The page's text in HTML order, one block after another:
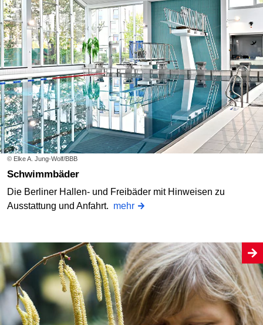
© Elke A. Jung-Wolf/BBB
Schwimmbäder
Die Berliner Hallen- und Freibäder mit Hinweisen zu
Ausstattung und Anfahrt. mehr